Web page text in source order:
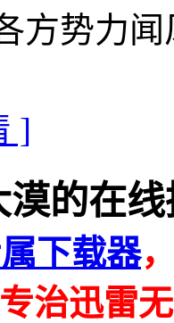
方势力
]
的在线
下载器
治迅雷